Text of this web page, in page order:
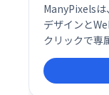
ManyPixelsは
デザインと
クリックで専
ー、ウェブ
応します。 デ
ビジネスの